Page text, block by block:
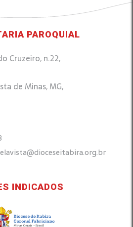
PAROQUIAL
Cruzeiro, n.22,
de Minas, MG,
INDICADOS